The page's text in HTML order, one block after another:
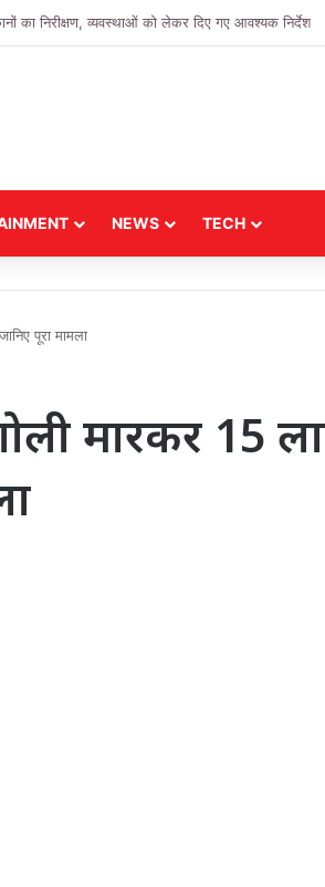
विशेषज्ञ टीम ने झाबुआ जिले में नियमित टीकाकरण एवं
NEWS TECH
पूरा मामला
मारकर 15